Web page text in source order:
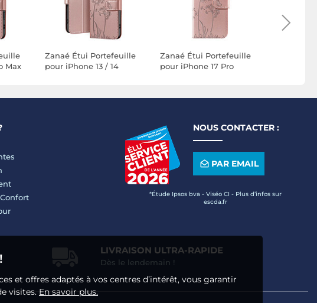
Max
Zanaé Étui Portefeuille
pour iPhone 13 / 14
champagne
Zanaé Étui Portefeuille
pour iPhone 17 Pro
champagne
NOUS CONTACTER :
PAR EMAIL
*Étude Ipsos bva - Viséo CI - Plus d’infos sur
escda.fr
LIVRAISON ULTRA-RAPIDE
Dès le lendemain !
et offres adaptés à vos centres d’intérêt, vous garantir
visites. En savoir plus.